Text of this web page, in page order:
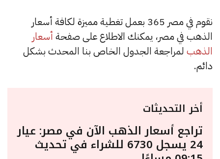
نقوم في مصر 365 بعمل تغطية مميزة لكافة أسعار
الذهب في مصر، يمكنك الاطلاع على صفحة أسعار
الذهب لمراجعة الجدول الخاص بنا المحدث بشكل
دائم.
أخر التحديثات
تراجع أسعار الذهب الآن في مصر: عيار
24 يسجل 6730 للشراء في تحديث